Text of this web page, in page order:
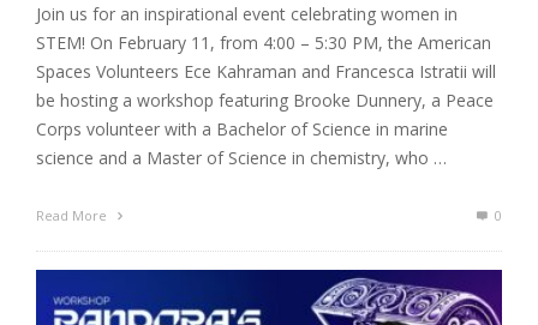
Join us for an inspirational event celebrating women in
STEM! On February 11, from 4:00 – 5:30 PM, the American
Spaces Volunteers Ece Kahraman and Francesca Istratii will
be hosting a workshop featuring Brooke Dunnery, a Peace
Corps volunteer with a Bachelor of Science in marine
science and a Master of Science in chemistry, who …
Read More 0